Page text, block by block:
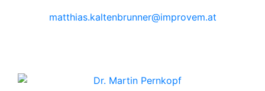
matthias.kaltenbrunner@improvem.at